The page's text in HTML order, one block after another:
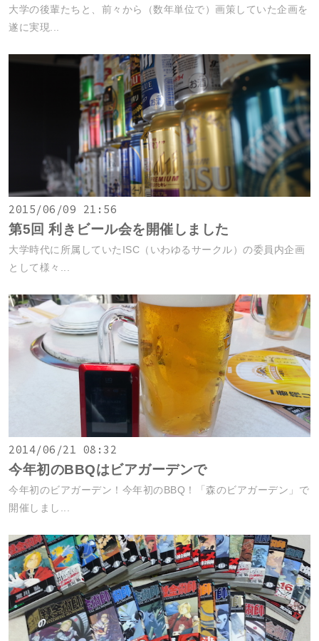
大学の後輩たちと、前々から（数年単位で）画策していた企画を
遂に実現...
2015/06/09 21:56
第5回 利きビール会を開催しました
大学時代に所属していたISC（いわゆるサークル）の委員内企画
として様々...
2014/06/21 08:32
今年初のBBQはビアガーデンで
今年初のビアガーデン！今年初のBBQ！「森のビアガーデン」で
開催しまし...